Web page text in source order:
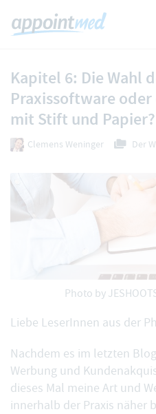
Kapitel 6: Die Wahl
Praxissoftware
mit Stift und Papier?
Clemens Weninger Der
Photo by
Liebe LeserInnen aus der
Nachdem es im letzten
Werbung und
dieses Mal meine Art und
innerhalb der Praxis näher